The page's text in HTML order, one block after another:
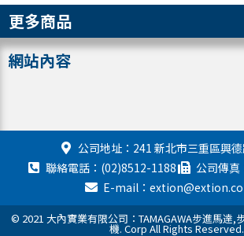
更多商品
網站內容
公司地址：241 新北市三重區興
聯絡電話：(02)8512-1188
公司傳
E-mail：
© 2021 大內實業有限公司：TAMAGAWA步進馬達,
機. Corp All Rights Reserved.